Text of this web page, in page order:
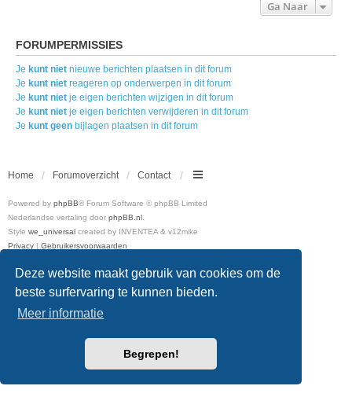
Deze website maakt gebruik van cookies om de
beste surfervaring te kunnen bieden.
Meer informatie
Begrepen!
Ga Naar
FORUMPERMISSIES
Je kunt niet nieuwe berichten plaatsen in dit forum
Je kunt niet reageren op onderwerpen in dit forum
Je kunt niet je eigen berichten wijzigen in dit forum
Je kunt niet je eigen berichten verwijderen in dit forum
Je kunt geen bijlagen plaatsen in dit forum
Home Forumoverzicht Contact
Powered by phpBB® Forum Software © phpBB Limited
Nederlandse vertaling door phpBB.nl
Style we_universal created by INVENTEA & v12mike
Privacy | Gebruikersvoorwaarden